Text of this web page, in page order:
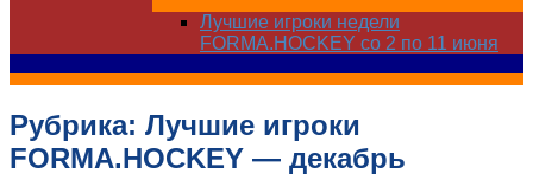
Лучшие игроки недели
FORMA.HOCKEY со 2 по 11 июня
Рубрика: Лучшие игроки
FORMA.HOCKEY — декабрь